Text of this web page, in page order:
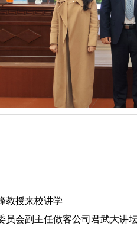
教授来校讲学
员会副主任做客公司君武大讲